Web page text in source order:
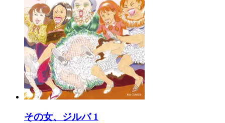
その女、ジルバ 1